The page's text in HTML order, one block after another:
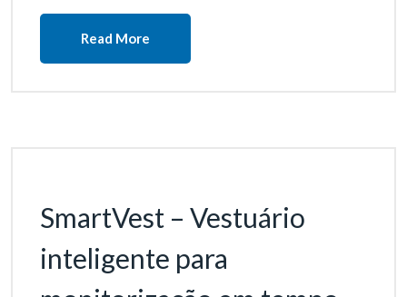
Read More
SmartVest – Vestuário
inteligente para